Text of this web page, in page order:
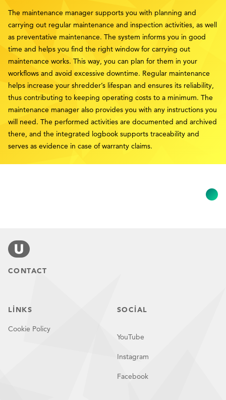
The maintenance manager supports you with planning and
carrying out regular maintenance and inspection activities, as well
as preventative maintenance. The system informs you in good
time and helps you find the right window for carrying out
maintenance works. This way, you can plan for them in your
workflows and avoid excessive downtime. Regular maintenance
helps increase your shredder’s lifespan and ensures its reliability,
thus contributing to keeping operating costs to a minimum. The
maintenance manager also provides you with any instructions you
will need. The performed activities are documented and archived
there, and the integrated logbook supports traceability and
serves as evidence in case of warranty claims.
CONTACT
LINKS
Cookie Policy
SOCIAL
YouTube
Instagram
Facebook